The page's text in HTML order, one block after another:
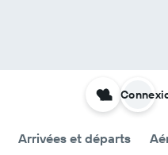
Arrivées et départs